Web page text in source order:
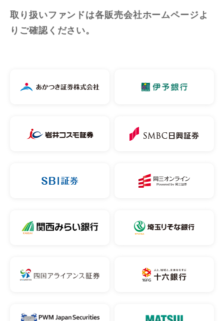
取り扱いファンドは各販売会社ホームページよ
りご確認ください。